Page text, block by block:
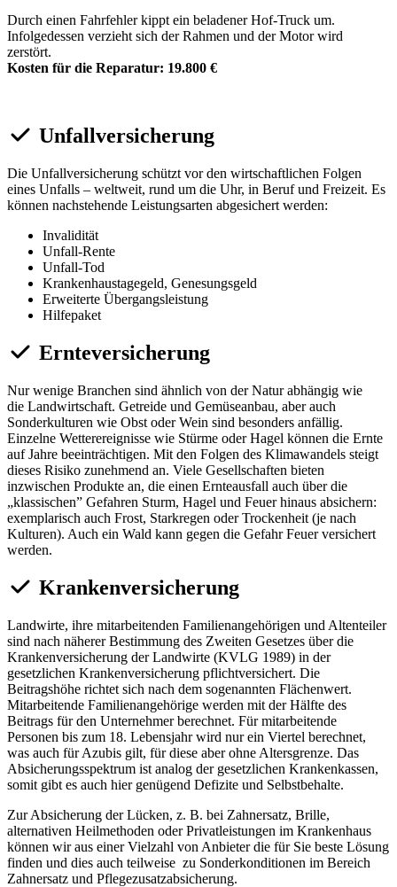
Durch einen Fahrfehler kippt ein beladener Hof-Truck um.
Infolgedessen verzieht sich der Rahmen und der Motor wird
zerstört.
Kosten für die Reparatur: 19.800 €
Unfallversicherung
Die Unfallversicherung schützt vor den wirtschaftlichen Folgen
eines Unfalls – weltweit, rund um die Uhr, in Beruf und Freizeit. Es
können nachstehende Leistungsarten abgesichert werden:
Invalidität
Unfall-Rente
Unfall-Tod
Krankenhaustagegeld, Genesungsgeld
Erweiterte Übergangsleistung
Hilfepaket
Ernteversicherung
Nur wenige Branchen sind ähnlich von der Natur abhängig wie
die Landwirtschaft. Getreide und Gemüseanbau, aber auch
Sonderkulturen wie Obst oder Wein sind besonders anfällig.
Einzelne Wetterereignisse wie Stürme oder Hagel können die Ernte
auf Jahre beeinträchtigen. Mit den Folgen des Klimawandels steigt
dieses Risiko zunehmend an. Viele Gesellschaften bieten
inzwischen Produkte an, die einen Ernteausfall auch über die
„klassischen” Gefahren Sturm, Hagel und Feuer hinaus absichern:
exemplarisch auch Frost, Starkregen oder Trockenheit (je nach
Kulturen). Auch ein Wald kann gegen die Gefahr Feuer versichert
werden.
Krankenversicherung
Landwirte, ihre mitarbeitenden Familienangehörigen und Altenteiler
sind nach näherer Bestimmung des Zweiten Gesetzes über die
Krankenversicherung der Landwirte (KVLG 1989) in der
gesetzlichen Krankenversicherung pflichtversichert. Die
Beitragshöhe richtet sich nach dem sogenannten Flächenwert.
Mitarbeitende Familienangehörige werden mit der Hälfte des
Beitrags für den Unternehmer berechnet. Für mitarbeitende
Personen bis zum 18. Lebensjahr wird nur ein Viertel berechnet,
was auch für Azubis gilt, für diese aber ohne Altersgrenze. Das
Absicherungsspektrum ist analog der gesetzlichen Krankenkassen,
somit gibt es auch hier genügend Defizite und Selbstbehalte.
Zur Absicherung der Lücken, z. B. bei Zahnersatz, Brille,
alternativen Heilmethoden oder Privatleistungen im Krankenhaus
können wir aus einer Vielzahl von Anbieter die für Sie beste Lösung
finden und dies auch teilweise zu Sonderkonditionen im Bereich
Zahnersatz und Pflegezusatzabsicherung.